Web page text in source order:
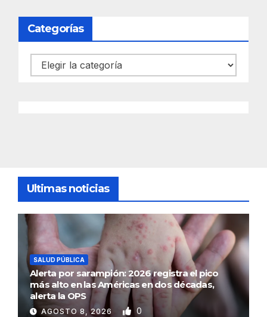
Categorías
Categorías
Ultimas noticias
SALUD PÚBLICA
Alerta por sarampión: 2026 registra el pico
más alto en las Américas en dos décadas,
alerta la OPS
AGOSTO 8, 2026 0